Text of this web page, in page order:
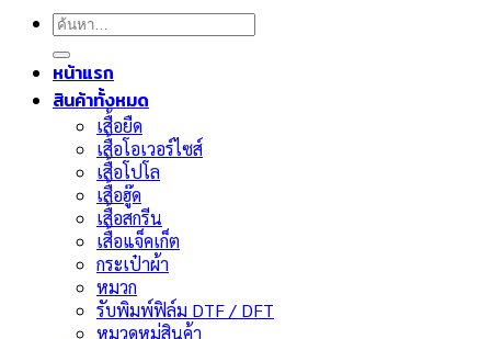
ค้นหา:
หน้าแรก
สินค้าทั้งหมด
เสื้อยืด
เสื้อโอเวอร์ไซส์
เสื้อโปโล
เสื้อฮู๊ด
เสื้อสกรีน
เสื้อแจ็คเก็ต
กระเป๋าผ้า
หมวก
รับพิมพ์ฟิล์ม DTF / DFT
หมวดหมู่สินค้า